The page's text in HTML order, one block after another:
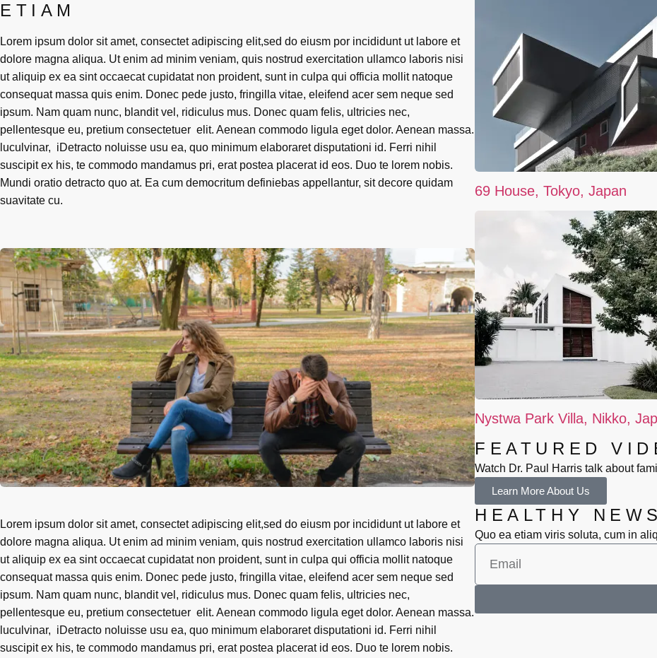
ETIAM
Lorem ipsum dolor sit amet, consectet adipiscing elit,sed do eiusm por incididunt ut labore et
dolore magna aliqua. Ut enim ad minim veniam, quis nostrud exercitation ullamco laboris nisi
ut aliquip ex ea sint occaecat cupidatat non proident, sunt in culpa qui officia mollit natoque
consequat massa quis enim. Donec pede justo, fringilla vitae, eleifend acer sem neque sed
ipsum. Nam quam nunc, blandit vel, ridiculus mus. Donec quam felis, ultricies nec,
pellentesque eu, pretium consectetuer elit. Aenean commodo ligula eget dolor. Aenean massa.
luculvinar, iDetracto noluisse usu ea, quo minimum elaboraret disputationi id. Ferri nihil
suscipit ex his, te commodo mandamus pri, erat postea placerat id eos. Duo te lorem nobis.
Mundi oratio detracto quo at. Ea cum democritum definiebas appellantur, sit decore quidam
suavitate cu.
Lorem ipsum dolor sit amet, consectet adipiscing elit,sed do eiusm por incididunt ut labore et
dolore magna aliqua. Ut enim ad minim veniam, quis nostrud exercitation ullamco laboris nisi
ut aliquip ex ea sint occaecat cupidatat non proident, sunt in culpa qui officia mollit natoque
consequat massa quis enim. Donec pede justo, fringilla vitae, eleifend acer sem neque sed
ipsum. Nam quam nunc, blandit vel, ridiculus mus. Donec quam felis, ultricies nec,
pellentesque eu, pretium consectetuer elit. Aenean commodo ligula eget dolor. Aenean massa.
luculvinar, iDetracto noluisse usu ea, quo minimum elaboraret disputationi id. Ferri nihil
suscipit ex his, te commodo mandamus pri, erat postea placerat id eos. Duo te lorem nobis.
69 House, Tokyo, Japan
Nystwa Park Villa, Nikko,
FEATURED
Watch Dr. Paul Harris talk about
Learn More About Us
HEALTHY
Quo ea etiam viris soluta, cum in